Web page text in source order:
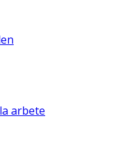
arbete